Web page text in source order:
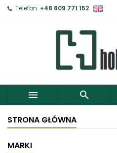
Telefon: +48 609 771 152
 
STRONA GŁÓWNA
MARKI